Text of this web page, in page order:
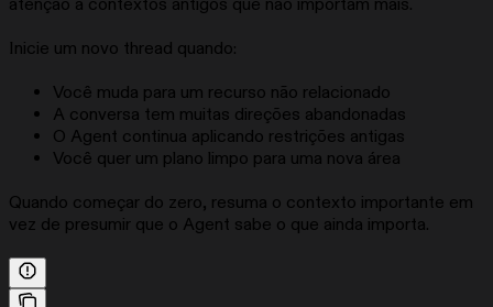
Inicie um novo thread quando:
Você muda para um recurso não relacionado
A conversa tem muitas direções abandonadas
O Agent continua aplicando restrições antigas
Você quer um plano limpo para uma nova área
Quando começar do zero, resuma o contexto importante em
vez de presumir que o Agent sabe o que ainda importa.